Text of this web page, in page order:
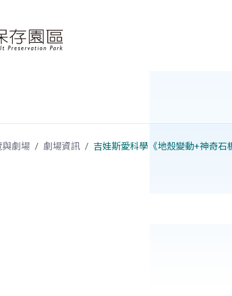
與劇場 劇場資訊 吉娃斯愛科學《地殼變動+神奇石